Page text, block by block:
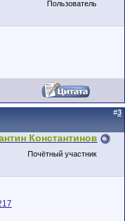
Пользователь
#3
Константинов
Почётный участник